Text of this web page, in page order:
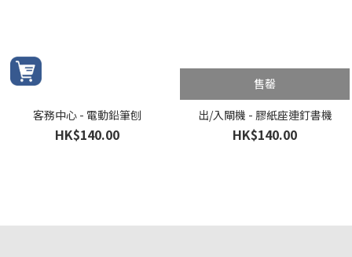
客務中心 - 電動鉛筆刨
HK$140.00
售罄
出/入閘機 - 膠紙座連釘書機
HK$140.00